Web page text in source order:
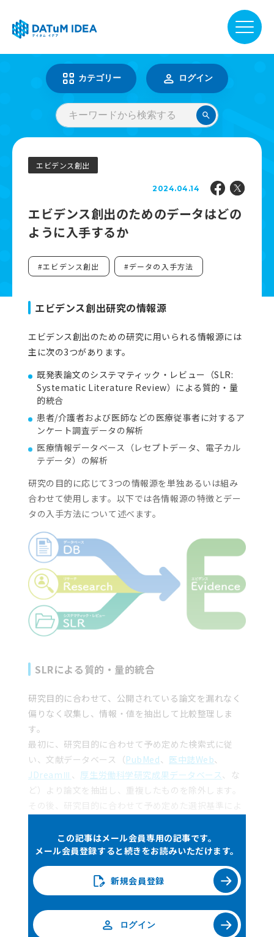
DATuM IDEA® について
提供サービス
活用事例
お知らせ
お問い合わせ
カテゴリー ログイン
エビデンス創出
2024.04.14
エビデンス創出のためのデータはどの
ように入手するか
#エビデンス創出 #データの入手方法
エビデンス創出研究の情報源
エビデンス創出のための研究に用いられる情報源には
主に次の3つがあります。
既発表論文のシステマティック・レビュー（SLR:
Systematic Literature Review）による質的・量
的統合
患者/介護者および医師などの医療従事者に対するア
ンケート調査データの解析
医療情報データベース（レセプトデータ、電子カル
テデータ）の解析
研究の目的に応じて3つの情報源を単独あるいは組み
合わせて使用します。以下では各情報源の特徴とデー
タの入手方法について述べます。
SLRによる質的・量的統合
研究目的に合わせて、公開されている論文を漏れなく
偏りなく収集し、情報・値を抽出して比較整理しま
す。
最初に、研究目的に合わせて予め定めた検索式に従
い、文献データベース（PubMed、 医中誌Web、
JDreamⅢ 、 厚生労働科学研究成果データベース、な
ど）より論文を抽出し、重複したものを除外します。
て、研究デザインごとに研究の質（バイアスの影響な
ど）を評価します（詳細な方法については、正路らの
報告
1 をご参照ください）。SLRでは、過去の研究
報告が豊富であれば、短期間でエビデンスを創出する
ことが可能である反面、過去に実施されていないリサ
ーチクエスチョンにおいてはエビデンス創出が難しく
なります。
この記事はメール会員専用の記事です。
メール会員登録すると続きをお読みいただけます。
新規会員登録
ログイン